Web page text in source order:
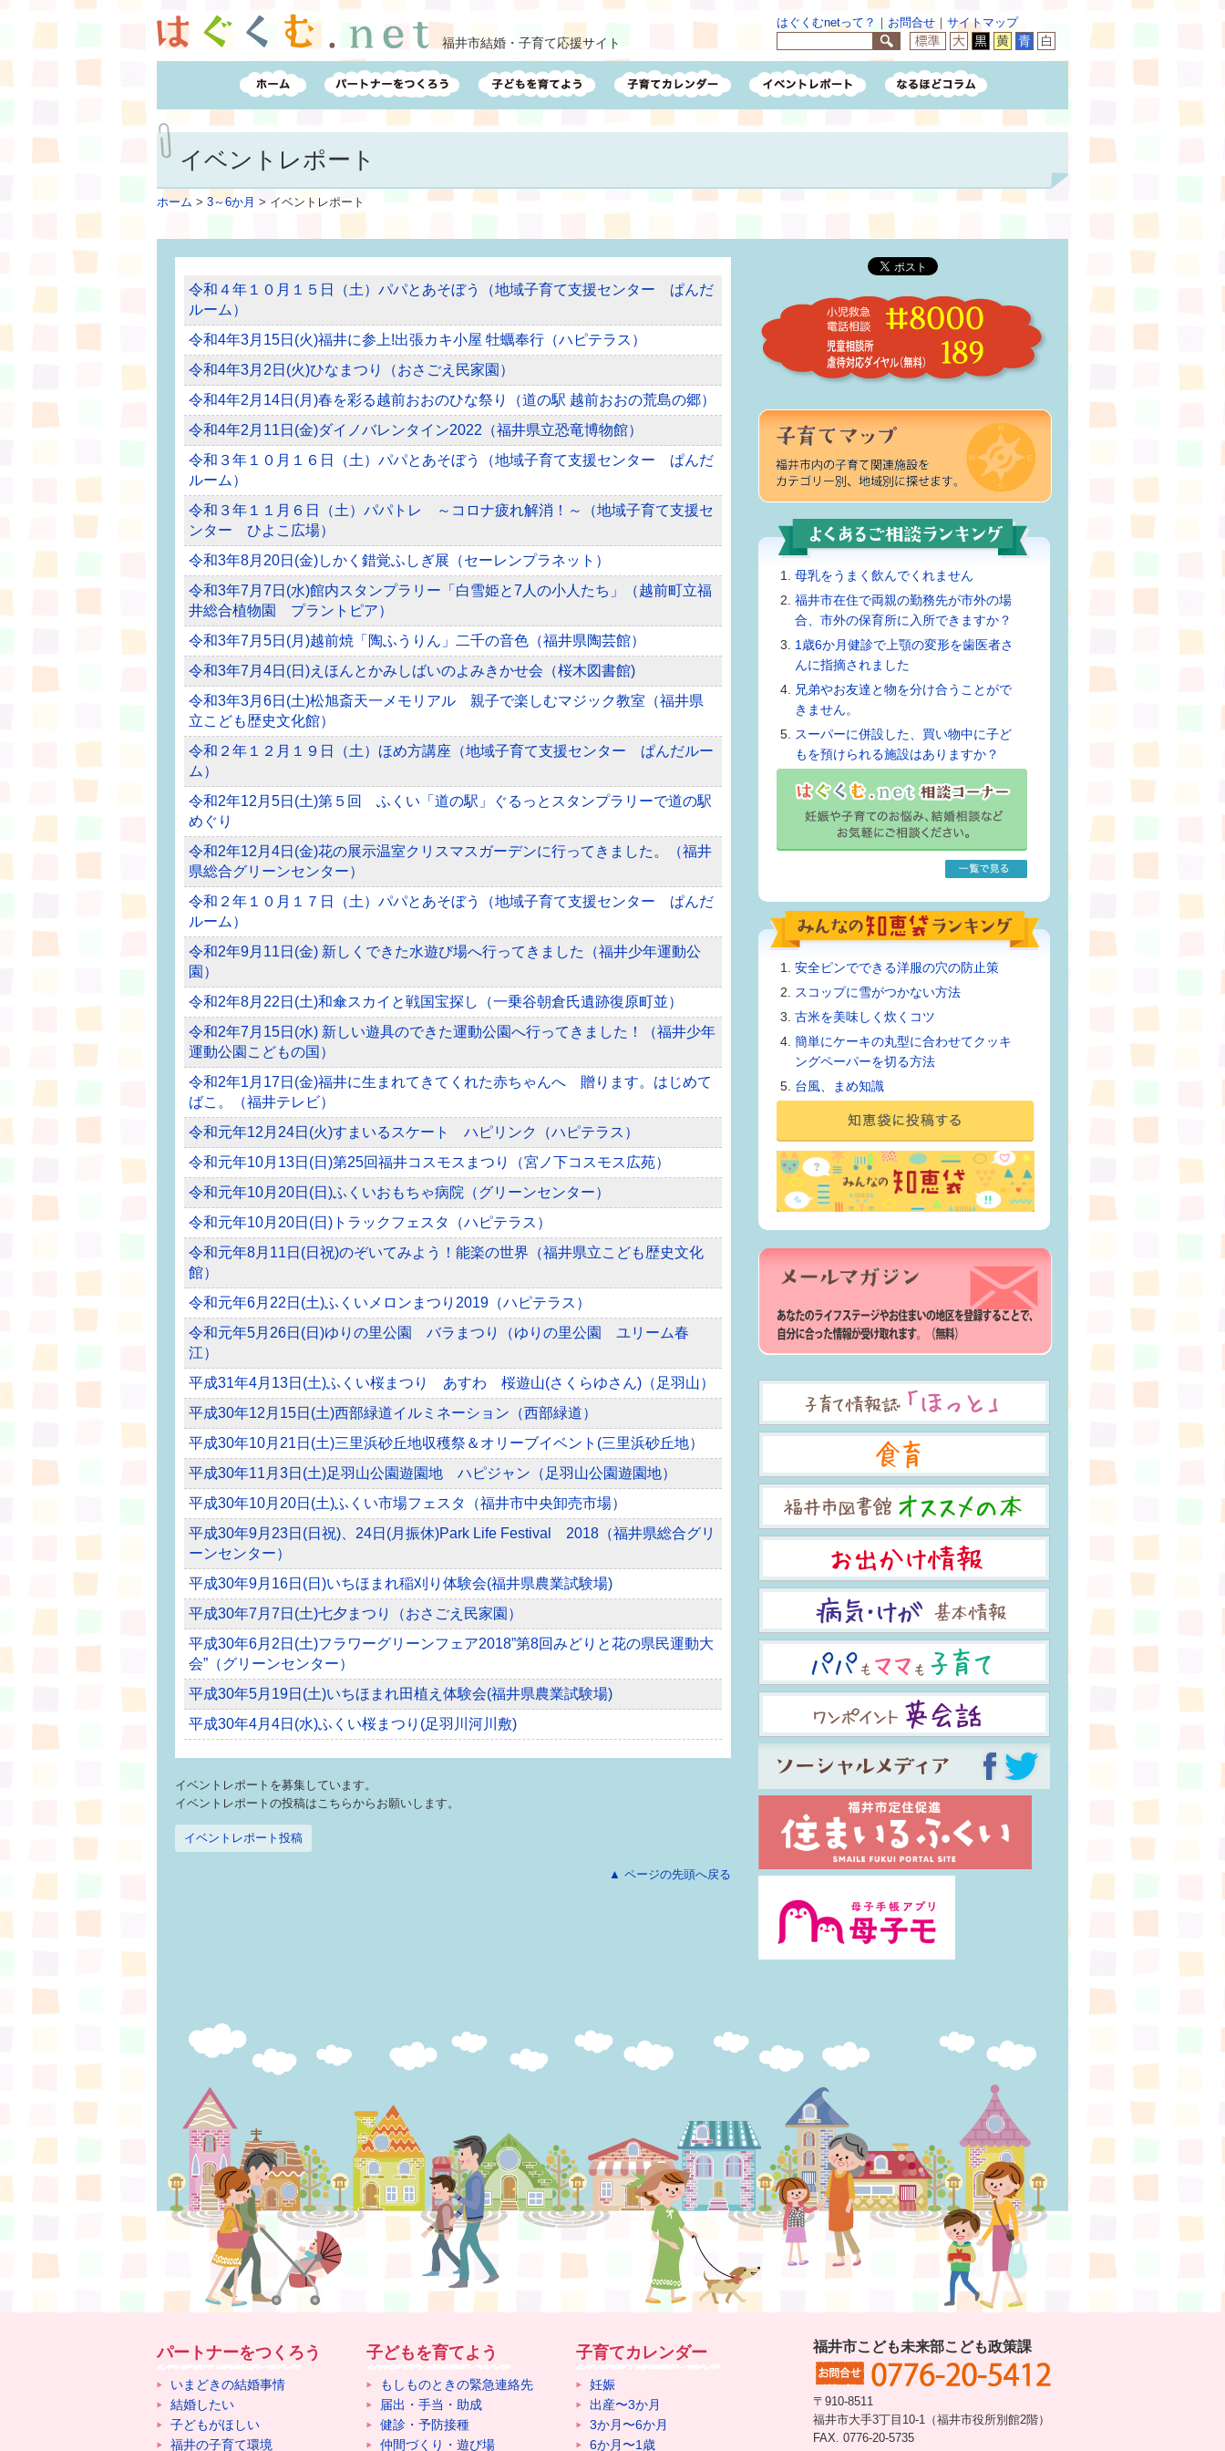
福井市結婚・子育て応援サイト
はぐくむnetって？ ｜ お問合せ ｜ サイトマップ
イベントレポート
ホーム > 3～6か月 > イベントレポート
令和４年１０月１５日（土）パパとあそぼう（地域子育て支援センター ぱんだ
ルーム）
令和4年3月15日(火)福井に参上!出張カキ小屋 牡蠣奉行（ハピテラス）
令和4年3月2日(火)ひなまつり（おさごえ民家園）
令和4年2月14日(月)春を彩る越前おおのひな祭り（道の駅 越前おおの荒島の郷）
令和4年2月11日(金)ダイノバレンタイン2022（福井県立恐竜博物館）
令和３年１０月１６日（土）パパとあそぼう（地域子育て支援センター ぱんだ
ルーム）
令和３年１１月６日（土）パパトレ ～コロナ疲れ解消！～（地域子育て支援セ
ンター ひよこ広場）
令和3年8月20日(金)しかく錯覚ふしぎ展（セーレンプラネット）
令和3年7月7日(水)館内スタンプラリー「白雪姫と7人の小人たち」（越前町立福
井総合植物園 プラントピア）
令和3年7月5日(月)越前焼「陶ふうりん」二千の音色（福井県陶芸館）
令和3年7月4日(日)えほんとかみしばいのよみきかせ会（桜木図書館)
令和3年3月6日(土)松旭斎天一メモリアル 親子で楽しむマジック教室（福井県
立こども歴史文化館）
令和２年１２月１９日（土）ほめ方講座（地域子育て支援センター ぱんだルー
ム）
令和2年12月5日(土)第５回 ふくい「道の駅」ぐるっとスタンプラリーで道の駅
めぐり
令和2年12月4日(金)花の展示温室クリスマスガーデンに行ってきました。（福井
県総合グリーンセンター）
令和２年１０月１７日（土）パパとあそぼう（地域子育て支援センター ぱんだ
ルーム）
令和2年9月11日(金) 新しくできた水遊び場へ行ってきました（福井少年運動公
園）
令和2年8月22日(土)和傘スカイと戦国宝探し（一乗谷朝倉氏遺跡復原町並）
令和2年7月15日(水) 新しい遊具のできた運動公園へ行ってきました！（福井少年
運動公園こどもの国）
令和2年1月17日(金)福井に生まれてきてくれた赤ちゃんへ 贈ります。はじめて
ばこ。（福井テレビ）
令和元年12月24日(火)すまいるスケート ハピリンク（ハピテラス）
令和元年10月13日(日)第25回福井コスモスまつり（宮ノ下コスモス広苑）
令和元年10月20日(日)ふくいおもちゃ病院（グリーンセンター）
令和元年10月20日(日)トラックフェスタ（ハピテラス）
令和元年8月11日(日祝)のぞいてみよう！能楽の世界（福井県立こども歴史文化
館）
令和元年6月22日(土)ふくいメロンまつり2019（ハピテラス）
令和元年5月26日(日)ゆりの里公園 バラまつり（ゆりの里公園 ユリーム春
江）
平成31年4月13日(土)ふくい桜まつり あすわ 桜遊山(さくらゆさん)（足羽山）
平成30年12月15日(土)西部緑道イルミネーション（西部緑道）
平成30年10月21日(土)三里浜砂丘地収穫祭＆オリーブイベント(三里浜砂丘地）
平成30年11月3日(土)足羽山公園遊園地 ハピジャン（足羽山公園遊園地）
平成30年10月20日(土)ふくい市場フェスタ（福井市中央卸売市場）
平成30年9月23日(日祝)、24日(月振休)Park Life Festival 2018（福井県総合グリ
ーンセンター）
平成30年9月16日(日)いちほまれ稲刈り体験会(福井県農業試験場)
平成30年7月7日(土)七夕まつり（おさごえ民家園）
平成30年6月2日(土)フラワーグリーンフェア2018”第8回みどりと花の県民運動大
会”（グリーンセンター）
平成30年5月19日(土)いちほまれ田植え体験会(福井県農業試験場)
平成30年4月4日(水)ふくい桜まつり(足羽川河川敷)
イベントレポートを募集しています。
イベントレポートの投稿はこちらからお願いします。
イベントレポート投稿
▲ ページの先頭へ戻る
母乳をうまく飲んでくれません
福井市在住で両親の勤務先が市外の場
合、市外の保育所に入所できますか？
1歳6か月健診で上顎の変形を歯医者さ
んに指摘されました
兄弟やお友達と物を分け合うことがで
きません。
スーパーに併設した、買い物中に子ど
もを預けられる施設はありますか？
安全ピンでできる洋服の穴の防止策
スコップに雪がつかない方法
古米を美味しく炊くコツ
簡単にケーキの丸型に合わせてクッキ
ングペーパーを切る方法
台風、まめ知識
パートナーをつくろう
いまどきの結婚事情
結婚したい
子どもがほしい
福井の子育て環境
子どもを育てよう
もしものときの緊急連絡先
届出・手当・助成
健診・予防接種
仲間づくり・遊び場
子育てカレンダー
妊娠
出産〜3か月
3か月〜6か月
6か月〜1歳
福井市こども未来部こども政策課
〒910-8511
福井市大手3丁目10-1（福井市役所別館2階）
FAX. 0776-20-5735